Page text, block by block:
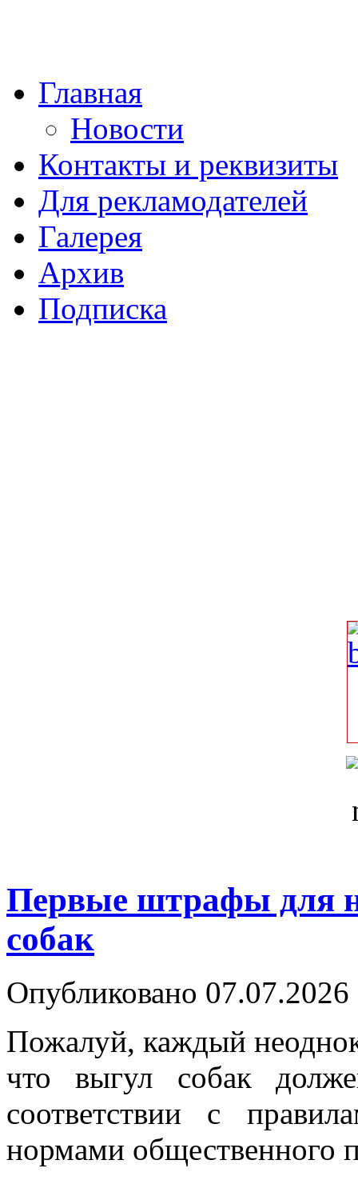
Главная
Новости
Контакты и реквизиты
Для рекламодателей
Галерея
Архив
Подписка
Первые штрафы для
собак
Опубликовано
Пожалуй, каждый
что выгул собак
соответствии с
нормами общественного